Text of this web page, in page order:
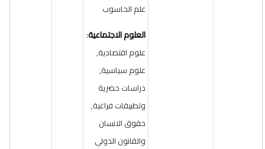
علم الحاسوب
العلوم الاجتماعية:
علوم اقتصادية,
علوم سياسية,
دراسات حضرية
وتطبيقات فراغية,
حقوق الانسان
والقانون الدولي